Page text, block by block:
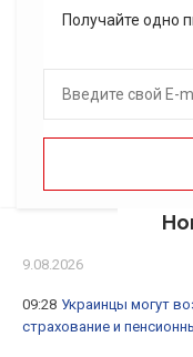
Получайте одно
9.08.2026
09:28 Украинцы могут
страхование и